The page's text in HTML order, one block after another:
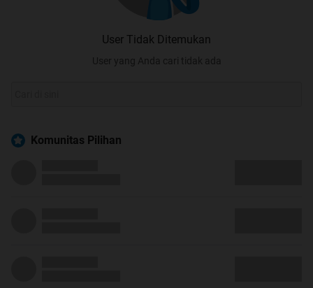
User Tidak Ditemukan
User yang Anda cari tidak ada
Komunitas Pilihan